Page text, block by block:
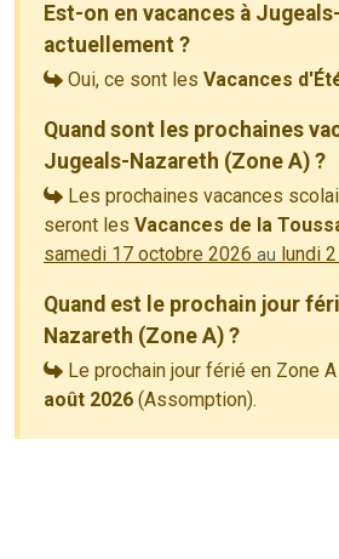
Est-on en vacances à
actuellement ?
Oui, ce sont les Vacances
Quand sont les prochaines
Jugeals-Nazareth (Zone A) ?
Les prochaines vacances
seront les Vacances de la
samedi 17 octobre 2026 au lundi
Quand est le prochain jour
Nazareth (Zone A) ?
Le prochain jour férié en Zone
août 2026 (Assomption).